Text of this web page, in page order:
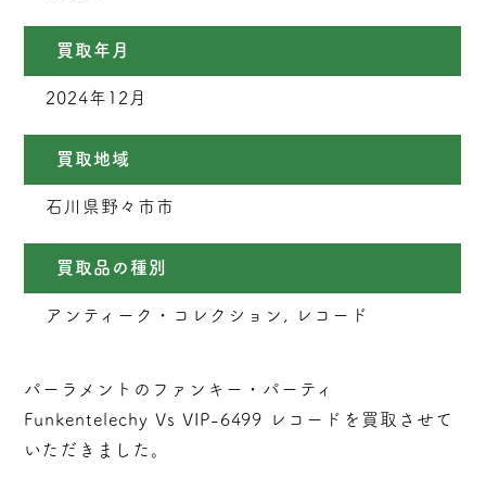
買取年月
2024年12月
買取地域
石川県野々市市
買取品の種別
アンティーク・コレクション, レコード
パーラメントのファンキー・パーティ
Funkentelechy Vs VIP-6499 レコードを買取させて
いただきました。